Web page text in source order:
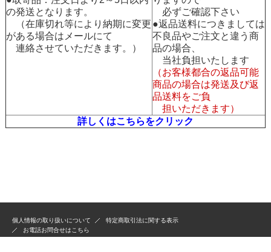
の発送となります。
（在庫切れ等により納期に変更
がある場合はメールにて
連絡させていただきます。）
必ずご確認下さい
●返品送料につきましては
不良品やご注文と違う商
品の場合、
当社負担いたします
（お客様都合の返品可能
商品の場合は発送及び返
品送料をご負
担いただきます）
詳しくはこちらをクリック
個人情報の取り扱いについて
特定商取引法に関する表示
お電話お問合せはこちら